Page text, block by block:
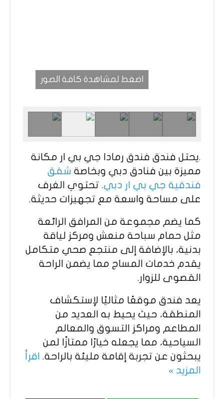
اضغط لمشاهدة كافة الصور
.يحتل فندق فندق رمادا جي بي ار مكانة
مميزة بين فنادق دبي وبخاصة شقق
فندقية جي بي ار دبي. تحتوي الغرف
على مساحة واسعة مع تجهيزات حديثة.
كما يضم مجموعة من المرافق الرائعة
مثل حمام سباحة منعش ومركز لياقة
بدنية، بالإضافة إلى منتجع صحي متكامل
يقدم خدمات المساج مما يضمن الراحة
القصوى للزوار.
يعد فندق موقعًا مثاليًا لإستكشاف
المنطقة، حيث يحيط به العديد من
المطاعم ومراكز التسوق والمعالم
السياحية، مما يجعله خيارًا ممتازًا لمن
يبحثون عن تجربة إقامة مليئة بالراحة. اقرأ
المزيد »